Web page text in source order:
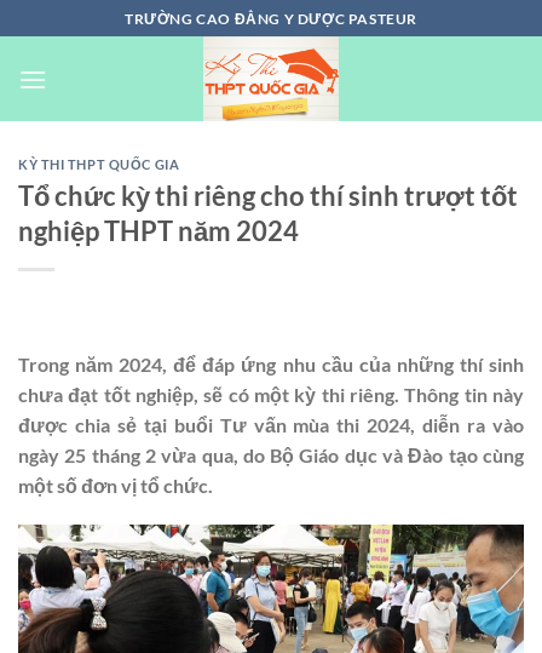
đến
nội
TRƯỜNG CAO ĐẲNG Y DƯỢC PASTEUR
KỲ THI THPT QUỐC GIA
Tổ chức kỳ thi riêng cho thí sinh trượt tốt
nghiệp THPT năm 2024
Trong năm 2024, để đáp ứng nhu cầu của những thí sinh
chưa đạt tốt nghiệp, sẽ có một kỳ thi riêng. Thông tin này
được chia sẻ tại buổi Tư vấn mùa thi 2024, diễn ra vào
ngày 25 tháng 2 vừa qua, do Bộ Giáo dục và Đào tạo cùng
một số đơn vị tổ chức.